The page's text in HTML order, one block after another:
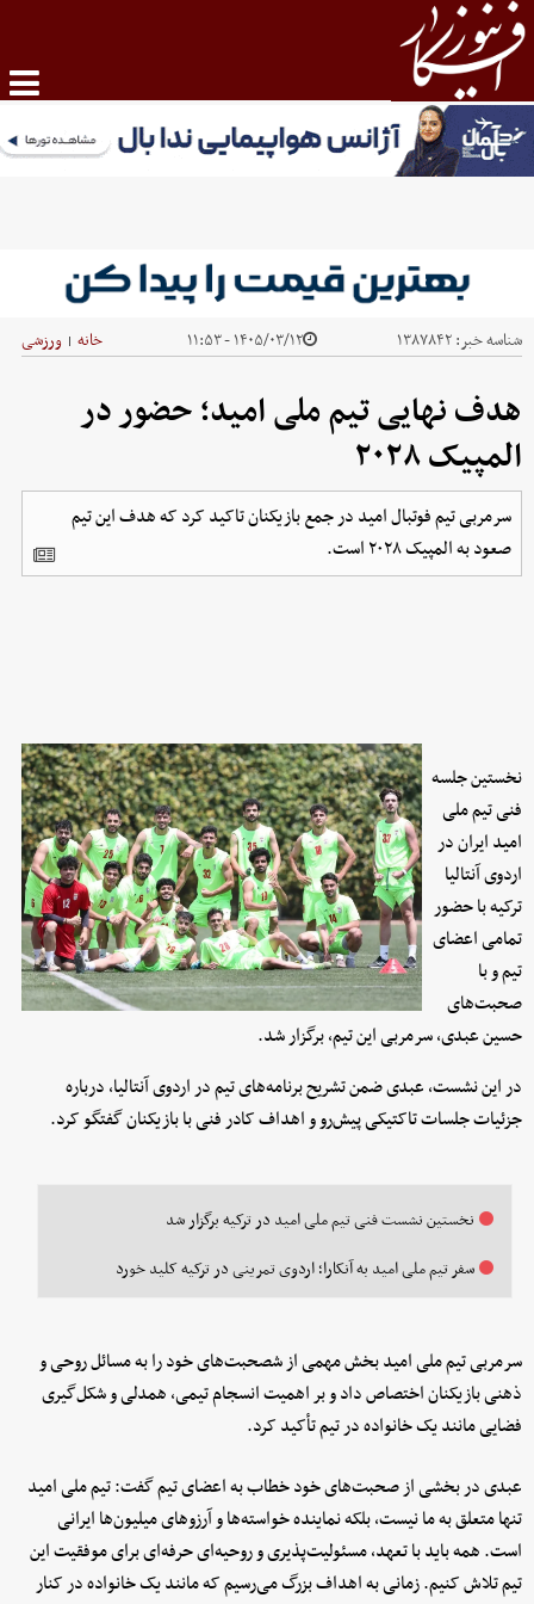
شناسه خبر:۱۳۸۷۸۴۲ ۱۴۰۵/۰۳/۱۲ - ۱۱:۵۳ خانه | ورزشی
هدف نهایی تیم ملی امید؛ حضور در
المپیک ۲۰۲۸
سرمربی تیم فوتبال امید در جمع بازیکنان تاکید کرد که هدف این تیم
صعود به المپیک ۲۰۲۸ است.
نخستین جلسه
فنی تیم ملی
امید ایران در
اردوی آنتالیا
ترکیه با حضور
تمامی اعضای
تیم و با
صحبت‌های
حسین عبدی، سرمربی این تیم، برگزار شد.
در این نشست، عبدی ضمن تشریح برنامه‌های تیم در اردوی آنتالیا، درباره
جزئیات جلسات تاکتیکی پیش‌رو و اهداف کادر فنی با بازیکنان گفتگو کرد.
نخستین نشست فنی تیم ملی امید در ترکیه برگزار شد
سفر تیم ملی امید به آنکارا؛ اردوی تمرینی در ترکیه کلید خورد
سرمربی تیم ملی امید بخش مهمی از شصحبت‌های خود را به مسائل روحی و
ذهنی بازیکنان اختصاص داد و بر اهمیت انسجام تیمی، همدلی و شکل‌گیری
فضایی مانند یک خانواده در تیم تأکید کرد.
عبدی در بخشی از صحبت‌های خود خطاب به اعضای تیم گفت: تیم ملی امید
تنها متعلق به ما نیست، بلکه نماینده خواسته‌ها و آرزوهای میلیون‌ها ایرانی
است. همه باید با تعهد، مسئولیت‌پذیری و روحیه‌ای حرفه‌ای برای موفقیت این
تیم تلاش کنیم. زمانی به اهداف بزرگ می‌رسیم که مانند یک خانواده در کنار